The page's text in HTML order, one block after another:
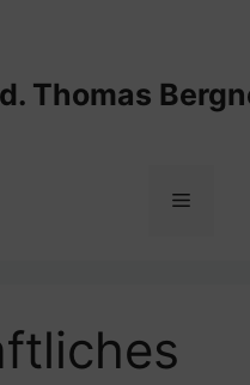
Thomas
Menü